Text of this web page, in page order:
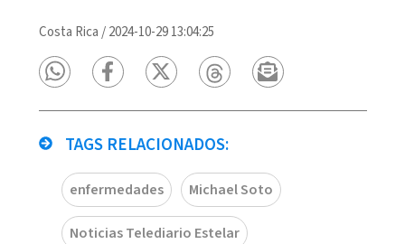
Costa Rica /2024-10-29 13:04:25
TAGS RELACIONADOS:
enfermedades Michael Soto
Noticias Telediario Estelar